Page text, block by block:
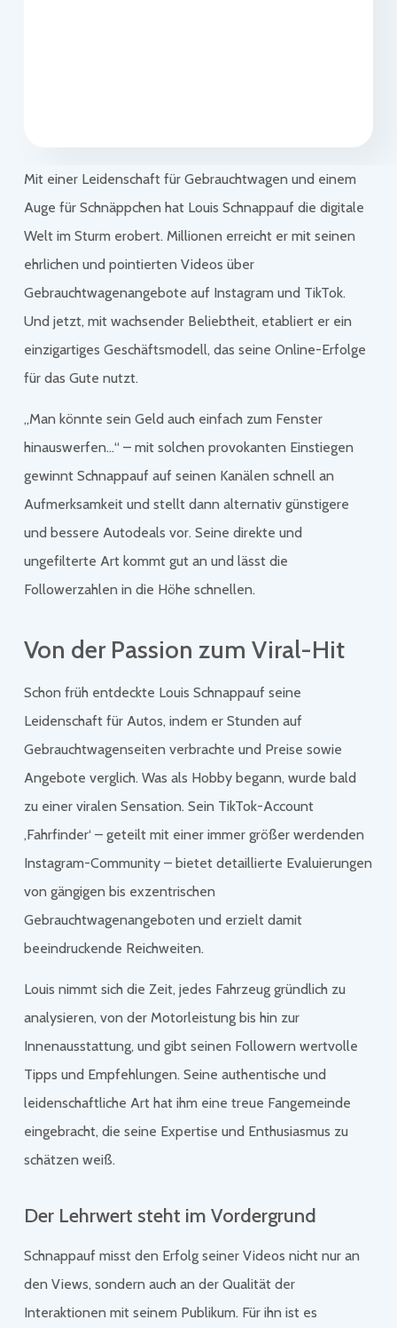
Mit einer Leidenschaft für Gebrauchtwagen und einem
Auge für Schnäppchen hat Louis Schnappauf die digitale
Welt im Sturm erobert. Millionen erreicht er mit seinen
ehrlichen und pointierten Videos über
Gebrauchtwagenangebote auf Instagram und TikTok.
Und jetzt, mit wachsender Beliebtheit, etabliert er ein
einzigartiges Geschäftsmodell, das seine Online-Erfolge
für das Gute nutzt.
„Man könnte sein Geld auch einfach zum Fenster
hinauswerfen…“ – mit solchen provokanten Einstiegen
gewinnt Schnappauf auf seinen Kanälen schnell an
Aufmerksamkeit und stellt dann alternativ günstigere
und bessere Autodeals vor. Seine direkte und
ungefilterte Art kommt gut an und lässt die
Followerzahlen in die Höhe schnellen.
Von der Passion zum Viral-Hit
Schon früh entdeckte Louis Schnappauf seine
Leidenschaft für Autos, indem er Stunden auf
Gebrauchtwagenseiten verbrachte und Preise sowie
Angebote verglich. Was als Hobby begann, wurde bald
zu einer viralen Sensation. Sein TikTok-Account
‚Fahrfinder‘ – geteilt mit einer immer größer werdenden
Instagram-Community – bietet detaillierte Evaluierungen
von gängigen bis exzentrischen
Gebrauchtwagenangeboten und erzielt damit
beeindruckende Reichweiten.
Louis nimmt sich die Zeit, jedes Fahrzeug gründlich zu
analysieren, von der Motorleistung bis hin zur
Innenausstattung, und gibt seinen Followern wertvolle
Tipps und Empfehlungen. Seine authentische und
leidenschaftliche Art hat ihm eine treue Fangemeinde
eingebracht, die seine Expertise und Enthusiasmus zu
schätzen weiß.
Der Lehrwert steht im Vordergrund
Schnappauf misst den Erfolg seiner Videos nicht nur an
den Views, sondern auch an der Qualität der
Interaktionen mit seinem Publikum. Für ihn ist es